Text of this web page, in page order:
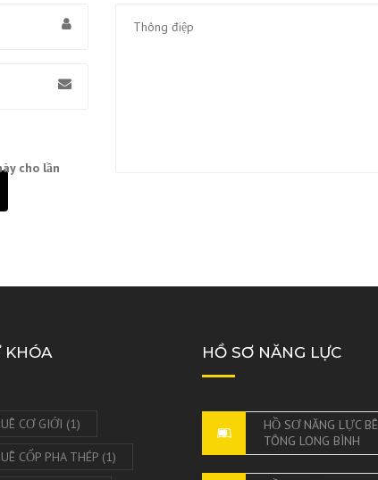
cho lần
KHÓA
CƠ GIỚI (1)
CỐP PHA THÉP(1)
HỒ SƠ NĂNG LỰC
HỒ SƠ NĂNG LỰC BÊ
TÔNG LONG BÌNH